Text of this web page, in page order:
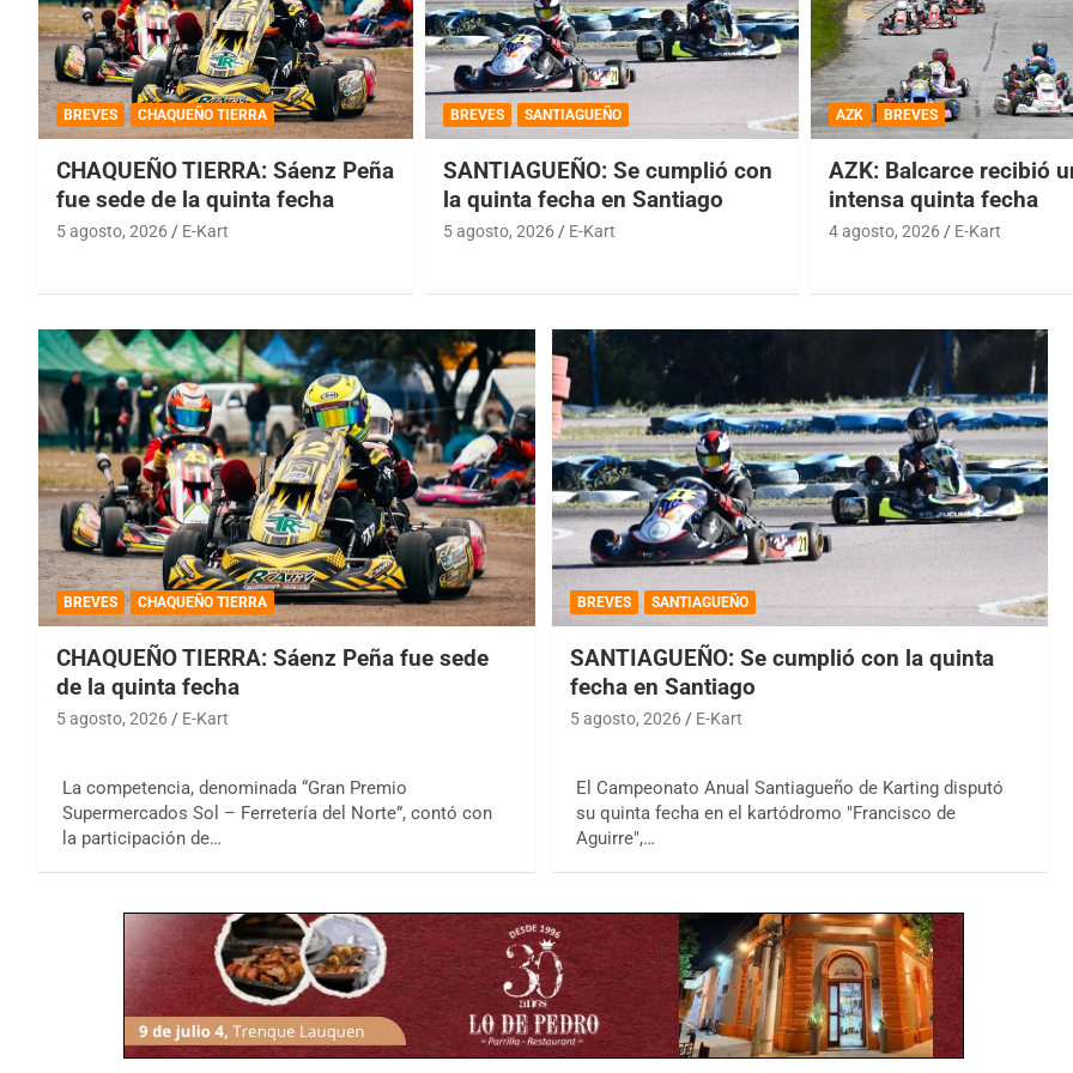
BREVES CHAQUEÑO TIERRA
CHAQUEÑO TIERRA: Sáenz Peña
fue sede de la quinta fecha
5 agosto, 2026 E-Kart
BREVES SANTIAGUEÑO
SANTIAGUEÑO: Se cumplió con
la quinta fecha en Santiago
5 agosto, 2026 E-Kart
AZK BREVES
AZK: Balcarce recibió
intensa quinta fecha
4 agosto, 2026 E-Kart
BREVES CHAQUEÑO TIERRA
CHAQUEÑO TIERRA: Sáenz Peña fue sede
de la quinta fecha
5 agosto, 2026 E-Kart
La competencia, denominada “Gran Premio
Supermercados Sol – Ferretería del Norte”, contó con
la participación de…
BREVES SANTIAGUEÑO
SANTIAGUEÑO: Se cumplió con la quinta
fecha en Santiago
5 agosto, 2026 E-Kart
El Campeonato Anual Santiagueño de Karting disputó
su quinta fecha en el kartódromo "Francisco de
Aguirre",…